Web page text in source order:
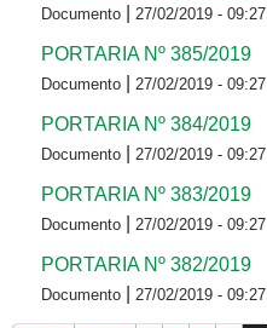
Documento 27/02/2019 - 09:27
PORTARIA Nº 385/2019
Documento 27/02/2019 - 09:27
PORTARIA Nº 384/2019
Documento 27/02/2019 - 09:27
PORTARIA Nº 383/2019
Documento 27/02/2019 - 09:27
PORTARIA Nº 382/2019
Documento 27/02/2019 - 09:27